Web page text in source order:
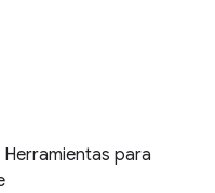
Herramientas para